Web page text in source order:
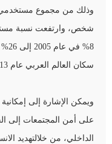
شخص، وارتفعت نسبة
سكان العالم العربي عام 2013.
ويمكن الإشارة إلى
على أمن المجتمعات إلى
الداخلي، من خلالتهديد